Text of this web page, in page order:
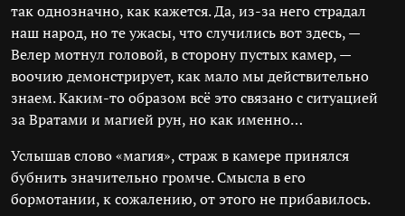
так однозначно, как кажется. Да, из-за него страдал
наш народ, но те ужасы, что случились вот здесь, —
Велер мотнул головой, в сторону пустых камер, —
воочию демонстрирует, как мало мы действительно
знаем. Каким-то образом всё это связано с ситуацией
за Вратами и магией рун, но как именно…
Услышав слово «магия», страж в камере принялся
бубнить значительно громче. Смысла в его
бормотании, к сожалению, от этого не прибавилось.